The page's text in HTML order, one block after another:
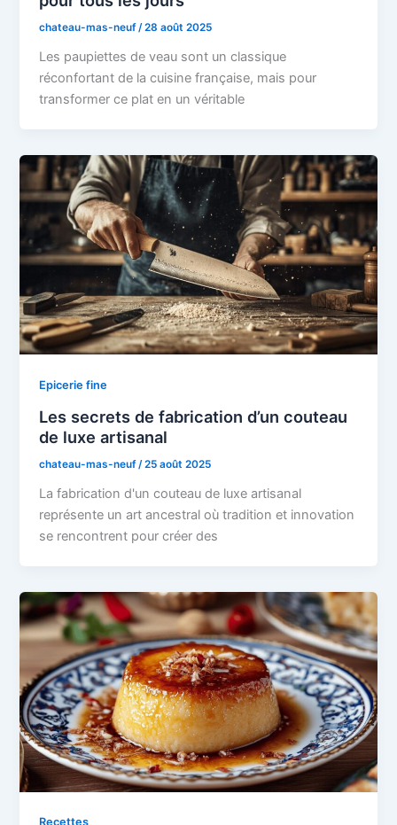
chateau-mas-neuf/28 août 2025
Les paupiettes de veau sont un classique
réconfortant de la cuisine française, mais pour
transformer ce plat en un véritable
Epicerie fine
Les secrets de fabrication d’un couteau
de luxe artisanal
chateau-mas-neuf/25 août 2025
La fabrication d'un couteau de luxe artisanal
représente un art ancestral où tradition et innovation
se rencontrent pour créer des
Recettes